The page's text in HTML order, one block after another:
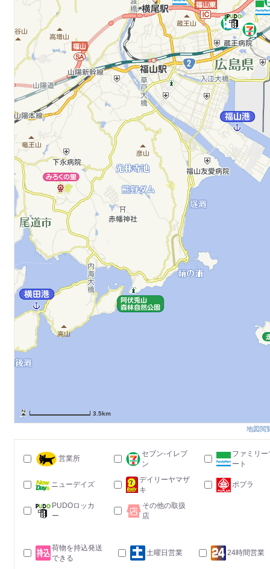
3.5km
地図閲
営業所
セブン-イレブ
ン
ファミリー
ート
ニューデイズ
デイリーヤマザ
キ
ポプラ
PUDOロッカ
ー
その他の取扱
店
荷物を持込発送
できる
土曜日営業 24時間営業